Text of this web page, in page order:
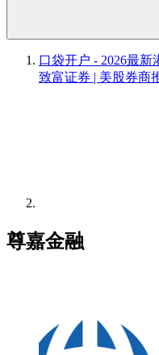
口袋开户 - 2026最
致富证券 | 美股券商
尊嘉金融